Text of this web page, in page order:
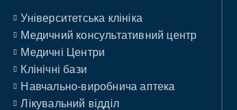
Університетська клініка
Медичний консультативний центр
Медичні Центри
Клінічні бази
Навчально-виробнича аптека
Лікувальний відділ